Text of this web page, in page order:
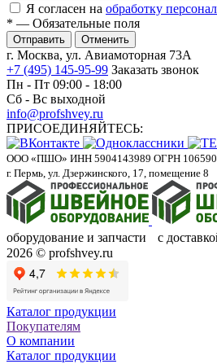
Я согласен на обработку
* — Обязательные поля
Отменить
г. Москва, ул. Авиамоторная 73А
+7 (495) 145-95-99 Заказать звонок
Пн - Пт 09:00 - 18:00
Сб - Вс выходной
info@profshvey.ru
ПРИСОЕДИНЯЙТЕСЬ:
ООО «ПШО» ИНН 5904143989 ОГРН
г. Пермь, ул. Дзержинского, 17, помещение 8
оборудование и запчасти с
2026 © profshvey.ru
Каталог продукции
Покупателям
О компании
Каталог продукции